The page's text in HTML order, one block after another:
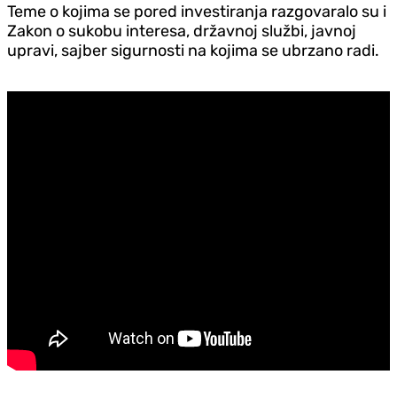
Teme o kojima se pored investiranja razgovaralo su i
Zakon o sukobu interesa, državnoj službi, javnoj
upravi, sajber sigurnosti na kojima se ubrzano radi.